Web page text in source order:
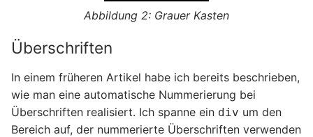
Grauer Kasten
Überschriften
In einem früheren Artikel habe ich bereits beschrieben,
wie man eine automatische Nummerierung bei
Überschriften realisiert. Ich spanne ein div um den
Bereich auf, der nummerierte Überschriften verwenden